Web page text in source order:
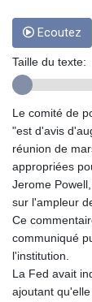
Ecoutez
Taille du texte:
Le comité de
"est d'avis
réunion de
appropriées
Jerome
sur l'ampleur
Ce
communiqué
l'institution.
La Fed avait
ajoutant